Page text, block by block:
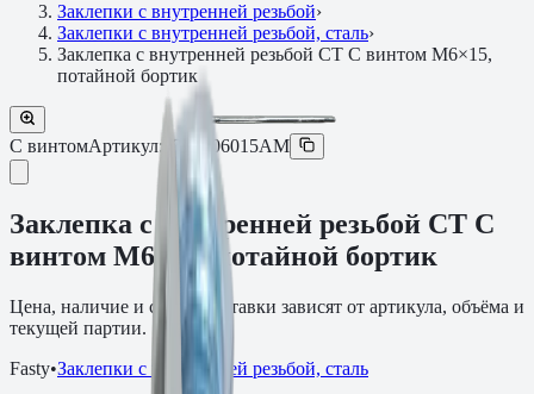
Заклепки с внутренней резьбой›
Заклепки с внутренней резьбой, сталь›
Заклепка с внутренней резьбой СТ С винтом M6×15,
потайной бортик
С винтомАртикул: 0370306015AM
Заклепка с внутренней резьбой СТ С
винтом M6×15, потайной бортик
Цена, наличие и сроки поставки зависят от артикула, объёма и
текущей партии.
Fasty•Заклепки с внутренней резьбой, сталь